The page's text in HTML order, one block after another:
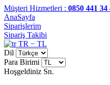
Müşteri Hizmetleri : 0850 441 34
AnaSayfa
Siparişlerim
Sipariş Takibi
TR − TL
Dil
Para Birimi
Hoşgeldiniz Sn.